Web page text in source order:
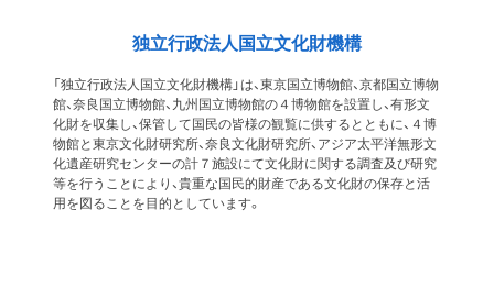
独立行政法人国立文化財機構
「独立行政法人国立文化財機構」は、東京国立博物館、京都国立博物
館、奈良国立博物館、九州国立博物館の４博物館を設置し、有形文
化財を収集し、保管して国民の皆様の観覧に供するとともに、４博
物館と東京文化財研究所、奈良文化財研究所、アジア太平洋無形文
化遺産研究センターの計７施設にて文化財に関する調査及び研究
等を行うことにより、貴重な国民的財産である文化財の保存と活
用を図ることを目的としています。